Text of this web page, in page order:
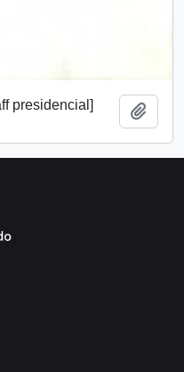
presidencial]